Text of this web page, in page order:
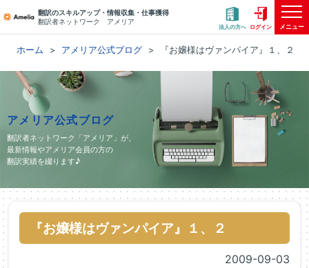
翻訳のスキルアップ・情報収集・仕事獲得
翻訳者ネットワーク アメリア
法人の方へ ログイン メニュー
ホーム アメリア公式ブログ 『お嬢様はヴァンパイア』１、２
アメリア公式ブログ
翻訳者ネットワーク「アメリア」が、
最新情報やアメリア会員の方の
翻訳実績を綴ります♪
『お嬢様はヴァンパイア』１、２
2009-09-03